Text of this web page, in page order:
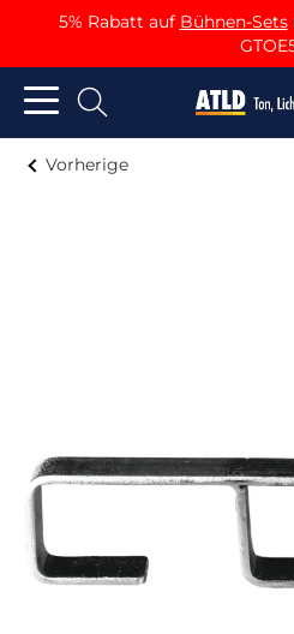
5% Rabatt auf Bühnen-Sets
Vorherige